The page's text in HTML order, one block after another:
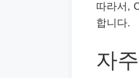
따라서,
합니다.
자